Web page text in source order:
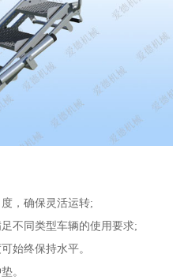
，确保灵活运转;
不同类型车辆的使用要求;
始终保持水平。
。